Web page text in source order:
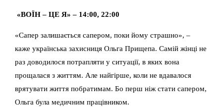
«ВОЇН – ЦЕ Я» – 14:00, 22:00
«Сапер залишається сапером, поки йому страшно», –
каже українська захисниця Ольга Прищепа. Самій жінці не
раз доводилося потрапляти у ситуації, в яких вона
прощалася з життям. Але найгірше, коли не вдавалося
врятувати життя побратимам. Бо перш ніж стати сапером,
Ольга була медичним працівником.